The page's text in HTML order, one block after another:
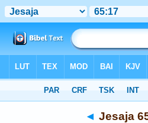
◄ Jesaja